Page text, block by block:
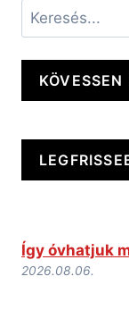
Keresés
Így óvhatjuk
2026.08.06.